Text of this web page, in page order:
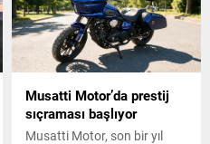
Musatti Motor’da prestij
sıçraması başlıyor
Musatti Motor, son bir yıl